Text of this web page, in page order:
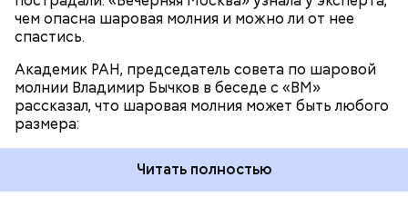
чем опасна шаровая молния и можно ли от нее
спастись.
Академик РАН, председатель совета по шаровой
молнии Владимир Бычков в беседе с «ВМ»
рассказал, что шаровая молния может быть любого
размера:
Читать полностью
За свою земную жизнь он совершил множество
добрых дел во славу Божию.